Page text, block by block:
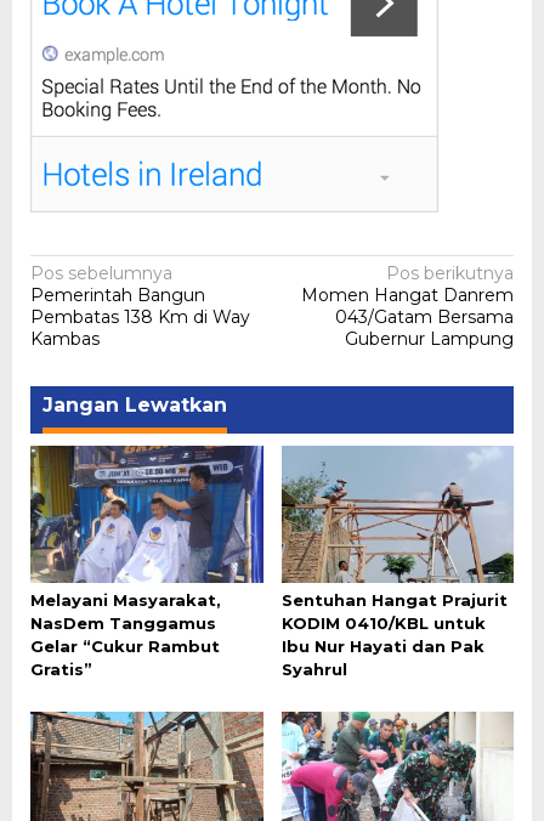
Navigasi
pos
Pos sebelumnya
Pemerintah Bangun
Pembatas 138 Km di Way
Kambas
Pos berikutnya
Momen Hangat Danrem
043/Gatam Bersama
Gubernur Lampung
Jangan Lewatkan
Melayani Masyarakat,
NasDem Tanggamus
Gelar “Cukur Rambut
Gratis”
Sentuhan Hangat Prajurit
KODIM 0410/KBL untuk
Ibu Nur Hayati dan Pak
Syahrul